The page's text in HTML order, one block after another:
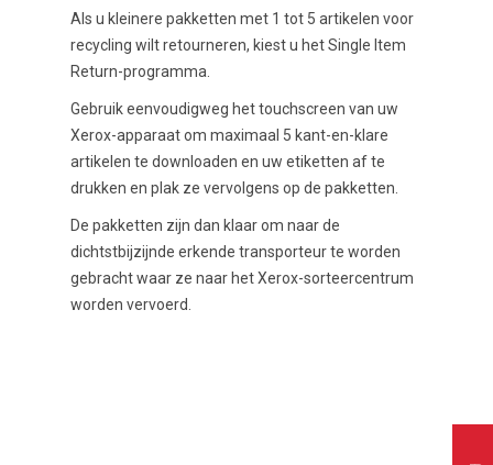
Als u kleinere pakketten met 1 tot 5 artikelen voor
recycling wilt retourneren, kiest u het Single Item
Return-programma.
Gebruik eenvoudigweg het touchscreen van uw
Xerox-apparaat om maximaal 5 kant-en-klare
artikelen te downloaden en uw etiketten af ​​te
drukken en plak ze vervolgens op de pakketten.
De pakketten zijn dan klaar om naar de
dichtstbijzijnde erkende transporteur te worden
gebracht waar ze naar hetXerox-sorteercentrum
worden vervoerd.